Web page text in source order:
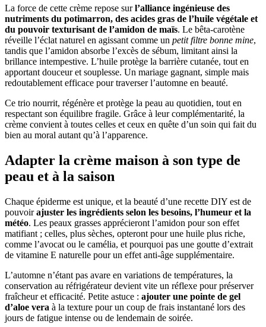
La force de cette crème repose surl’alliance ingénieuse des
nutriments du potimarron, des acides gras de l’huile végétale et
du pouvoir texturisant de l’amidon de maïs. Le bêta-carotène
réveille l’éclat naturel en agissant comme un petit filtre bonne mine,
tandis que l’amidon absorbe l’excès de sébum, limitant ainsi la
brillance intempestive. L’huile protège la barrière cutanée, tout en
apportant douceur et souplesse. Un mariage gagnant, simple mais
redoutablement efficace pour traverser l’automne en beauté.
Ce trio nourrit, régénère et protège la peau au quotidien, tout en
respectant son équilibre fragile. Grâce à leur complémentarité, la
crème convient à toutes celles et ceux en quête d’un soin qui fait du
bien au moral autant qu’à l’apparence.
Adapter la crème maison à son type de
peau et à la saison
Chaque épiderme est unique, et la beauté d’une recette DIY est de
pouvoirajuster les ingrédients selon les besoins, l’humeur et la
météo. Les peaux grasses apprécieront l’amidon pour son effet
matifiant ; celles, plus sèches, opteront pour une huile plus riche,
comme l’avocat ou le camélia, et pourquoi pas une goutte d’extrait
de vitamine E naturelle pour un effet anti-âge supplémentaire.
L’automne n’étant pas avare en variations de températures, la
conservation au réfrigérateur devient vite un réflexe pour préserver
fraîcheur et efficacité. Petite astuce : ajouter une pointe de gel
d’aloe vera à la texture pour un coup de frais instantané lors des
jours de fatigue intense ou de lendemain de soirée.